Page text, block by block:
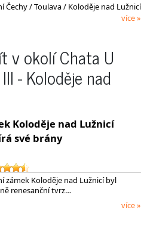
Čechy/ Toulava/ Koloděje nad Lužnicí
více »
v okolí Chata U
- Koloděje nad
Koloděje nad Lužnicí
své brány
zámek Koloděje nad Lužnicí byl
renesanční tvrz…
více »